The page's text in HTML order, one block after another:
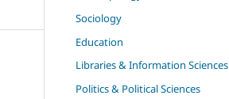
Sociology
Education
Libraries & Information Sciences
Politics & Political Sciences